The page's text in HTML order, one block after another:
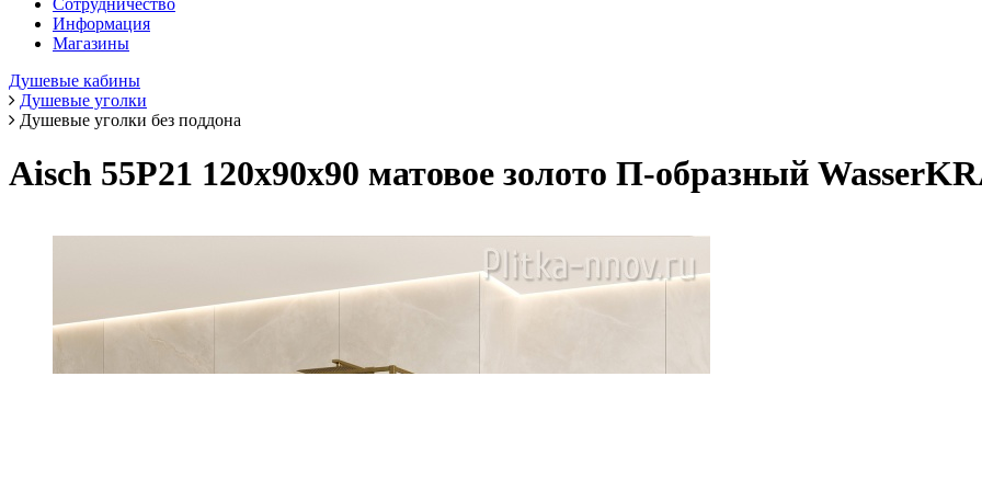
Информация
Магазины
Душевые кабины
Душевые уголки
Душевые уголки без поддона
Aisch 55P21 120х90х90 матовое золото П-образный